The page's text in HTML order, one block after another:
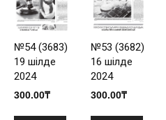
№54 (3683)
19 шілде
2024
300.00₸
№53 (3682)
16 шілде
2024
300.00₸